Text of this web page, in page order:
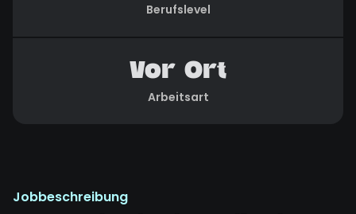
Berufslevel
Vor Ort
Arbeitsart
Jobbeschreibung